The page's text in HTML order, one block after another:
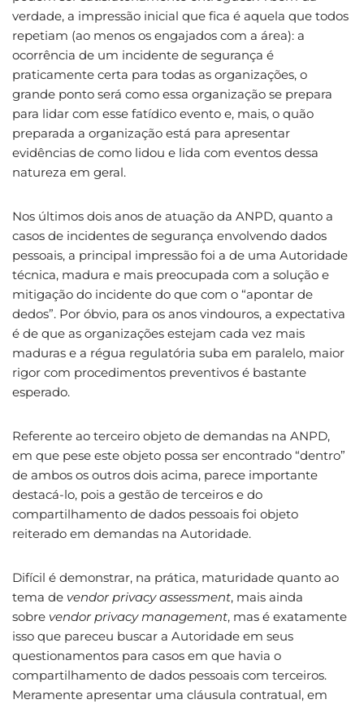
verdade, a impressão inicial que fica é aquela que todos
repetiam (ao menos os engajados com a área): a
ocorrência de um incidente de segurança é
praticamente certa para todas as organizações, o
grande ponto será como essa organização se prepara
para lidar com esse fatídico evento e, mais, o quão
preparada a organização está para apresentar
evidências de como lidou e lida com eventos dessa
natureza em geral.
Nos últimos dois anos de atuação da ANPD, quanto a
casos de incidentes de segurança envolvendo dados
pessoais, a principal impressão foi a de uma Autoridade
técnica, madura e mais preocupada com a solução e
mitigação do incidente do que com o “apontar de
dedos”. Por óbvio, para os anos vindouros, a expectativa
é de que as organizações estejam cada vez mais
maduras e a régua regulatória suba em paralelo, maior
rigor com procedimentos preventivos é bastante
esperado.
Referente ao terceiro objeto de demandas na ANPD,
em que pese este objeto possa ser encontrado “dentro”
de ambos os outros dois acima, parece importante
destacá-lo, pois a gestão de terceiros e do
compartilhamento de dados pessoais foi objeto
reiterado em demandas na Autoridade.
Difícil é demonstrar, na prática, maturidade quanto ao
tema de vendor privacy assessment, mais ainda
sobre vendor privacy management, mas é exatamente
isso que pareceu buscar a Autoridade em seus
questionamentos para casos em que havia o
compartilhamento de dados pessoais com terceiros.
Meramente apresentar uma cláusula contratual, em